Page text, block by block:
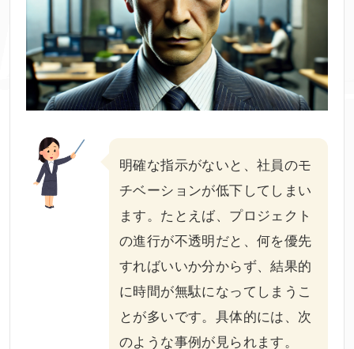
明確な指示がないと、社員のモ
チベーションが低下してしまい
ます。たとえば、プロジェクト
の進行が不透明だと、何を優先
すればいいか分からず、結果的
に時間が無駄になってしまうこ
とが多いです。具体的には、次
のような事例が見られます。